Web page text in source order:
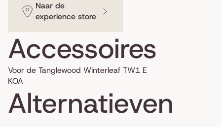
Naar de
experience store
Accessoires
Voor de Tanglewood Winterleaf TW1 E
KOA
Alternatieven